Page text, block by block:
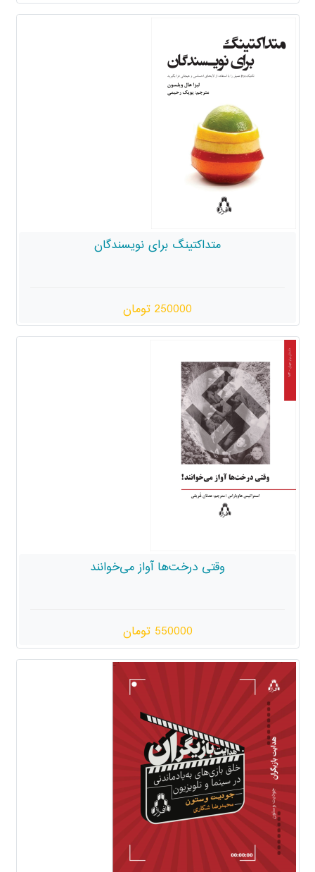
متداکتینگ برای نویسندگان
250000 تومان
وقتی درخت‌ها آواز می‌خوانند
550000 تومان